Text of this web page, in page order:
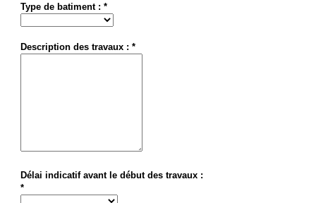
Type de batiment : *
Description des travaux : *
Délai indicatif avant le début des travaux :
*